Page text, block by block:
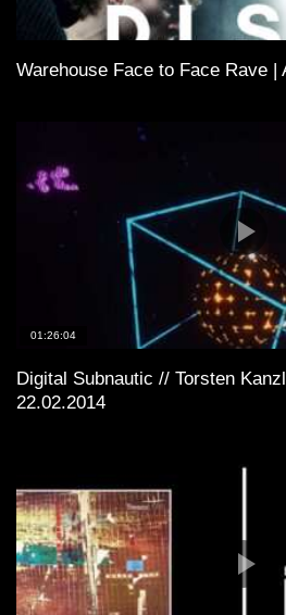
Warehouse Face to Face Rave |
01:26:04
Digital Subnautic // Torsten
22.02.2014